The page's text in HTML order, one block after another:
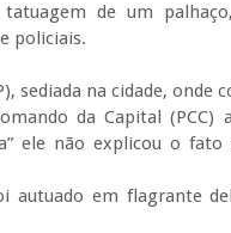
de um
policiais.
sediada na cidade, onde
da Capital (PCC)
ele não explicou o fato
autuado em flagrante